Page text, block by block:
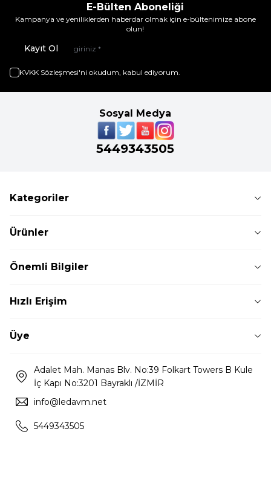
E-Bülten Aboneliği
Kampanya ve yeniliklerden haberdar olmak için e-bültenimize abone
olun!
Kayıt Ol
KVKK Sözleşmesi'ni okudum, kabul ediyorum.
Sosyal Medya
5449343505
Kategoriler
Ürünler
Önemli Bilgiler
Hızlı Erişim
Üye
Adalet Mah. Manas Blv. No:39 Folkart Towers B Kule
İç Kapı No:3201 Bayraklı /İZMİR
info@ledavm.net
5449343505